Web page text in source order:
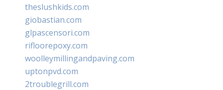
theslushkids.com
giobastian.com
glpascensori.com
rifloorepoxy.com
woolleymillingandpaving.com
uptonpvd.com
2troublegrill.com